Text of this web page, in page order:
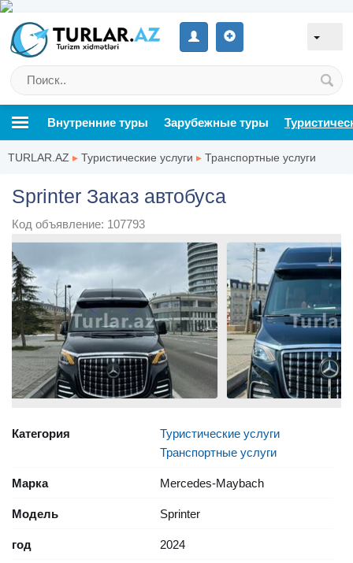
Внутренние туры Зарубежные туры
TURLAR.AZ ▸ Туристические услуги ▸ Транспортные услуги
Sprinter Заказ автобуса
Код объявление: 107793
Категория
Туристические услуги
Транспортные услуги
Марка Mercedes-Maybach
Модель Sprinter
год 2024